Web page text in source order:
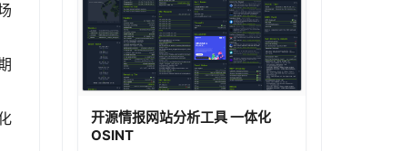
开源情报网站分析工具 一体化
OSINT